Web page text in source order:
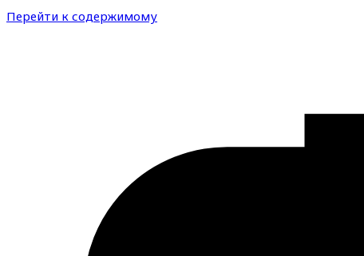
Перейти к содержимому